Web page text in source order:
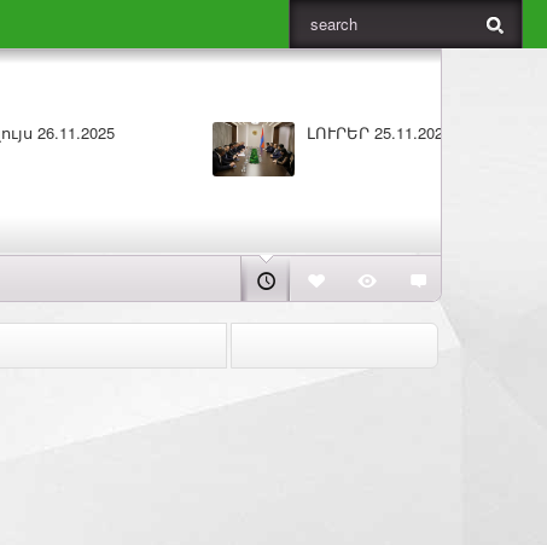
Բարի լույս 25.11.2025